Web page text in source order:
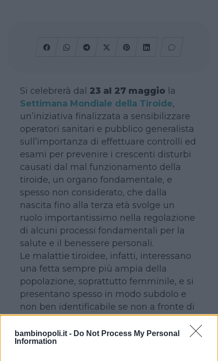
bambinopoli.it - Do Not Process My Personal
Information
Si celebrerà dal 23 al 27 maggio la
Settimana Mondiale della Tiroide,
un’iniziativa finalizzata a sensibilizzare
operatori sanitari e pubblico generalista
sull’importanza di effettuare controlli ed
esami per prevenire i crescenti disturbi
causati dal mal funzionamento della
tiroide, un organo fondamentale, e
spesso non considerato, che dalla
nascita fino alla terza età svolge un
ruolo importantissimo nella regolazione
di alcuni processi fondamentali per la
salute e il benessere personali.
Le malattie tiroidee, infatti, interessano
una fetta sempre più ampia della
popolazione, soprattutto femminile, e si
presentano spesso in modo subdolo e
non ben identificabile se non a fronte di